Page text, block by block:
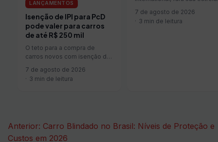
LANÇAMENTOS
Isenção de IPI para PcD
pode valer para carros
de até R$ 250 mil
O teto para a compra de
carros novos com isenção de
deficiência (PcD) e…
7 de agosto de 2026
3 min de leitura
Festival de Interlagos, entre
27 e 30 de agosto, em São
7 de agosto de 2026
3 min de leitura
Navegação
Anterior: Carro Blindado no Brasil: Níveis de Proteção e
Custos em 2026